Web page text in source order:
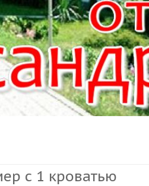
с 1 кроватью